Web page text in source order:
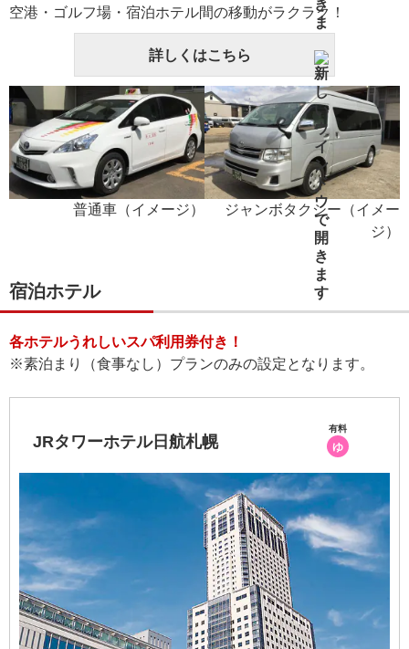
空港・ゴルフ場・宿泊ホテル間の移動がラクラク！
詳しくはこちら
普通車（イメージ）
ジャンボタクシー（イメー
ジ）
宿泊ホテル
各ホテルうれしいスパ利用券付き！
※素泊まり（食事なし）プランのみの設定となります。
JRタワーホテル日航札幌
有料
ゆ